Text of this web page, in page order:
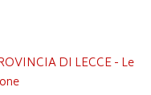
DI LECCE - Le